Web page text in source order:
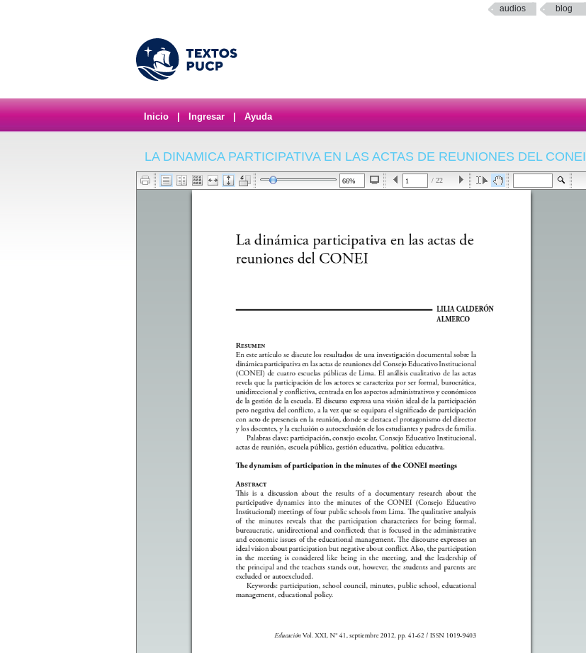
audios blog
Inicio Ingresar Ayuda
LA DINAMICA PARTICIPATIVA EN LAS ACTAS DE REUNIONES DEL CONEI
/ 22